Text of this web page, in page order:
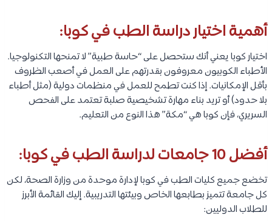
أهمية اختيار دراسة الطب في كوبا:
اختيار كوبا يعني أنك ستحصل على “حاسة طبية” لا تمنحها التكنولوجيا.
الأطباء الكوبيون معروفون بقدرتهم على العمل في أصعب الظروف
بأقل الإمكانيات. إذا كنت تطمح للعمل في منظمات دولية (مثل أطباء
بلا حدود) أو تريد بناء مهارة تشخيصية صلبة تعتمد على الفحص
السريري، فإن كوبا هي “مكة” هذا النوع من التعليم.
أفضل 10 جامعات لدراسة الطب في كوبا:
تخضع جميع كليات الطب في كوبا لإدارة موحدة من وزارة الصحة، لكن
كل جامعة تتميز بطابعها الخاص وبيئتها التدريبية. إليك القائمة الأبرز
للطلاب الدوليين: